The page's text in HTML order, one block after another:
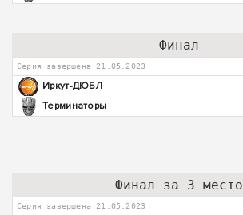
Финал
Серия завершена 21.05.2023
Иркут-ДЮБЛ
Терминаторы
Финал за 3 место
Серия завершена 21.05.2023